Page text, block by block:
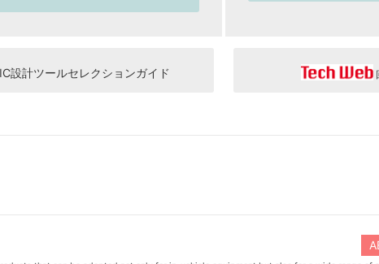
設計ツールセレクションガイド